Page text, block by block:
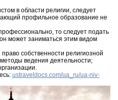
в области религии, следует
профильное образование не
то следует подать
может заниматься этим видом
собственности религиозной
ведения деятельности;
ustraveldocs.com/ua_ru/ua-niv-